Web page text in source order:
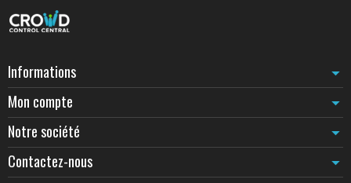
Informations
Mon compte
Notre société
Contactez-nous